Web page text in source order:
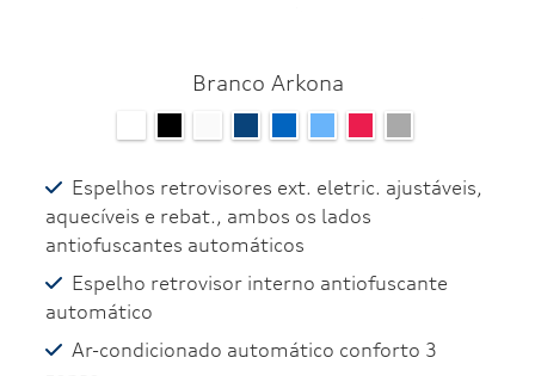
Branco Arkona
Espelhos retrovisores ext. eletric. ajustáveis,
aquecíveis e rebat., ambos os lados
antiofuscantes automáticos
Espelho retrovisor interno antiofuscante
automático
Ar-condicionado automático conforto 3